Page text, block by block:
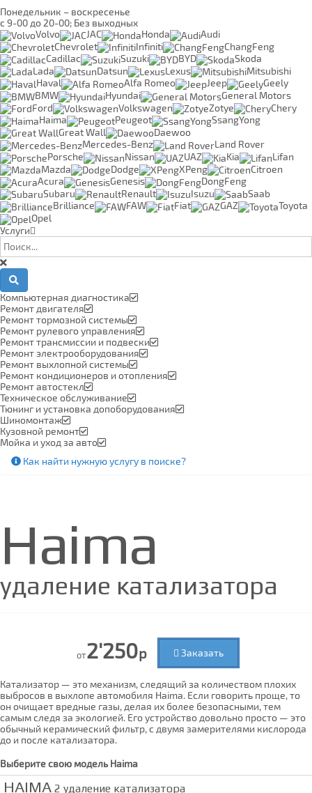
Понедельник – воскресенье
с 9-00 до 20-00; Без выходных
Volvo
JAC Honda
Audi
Chevrolet
Infiniti
ChangFeng
Cadillac
Suzuki BYD
Skoda
Lada
Datsun Lexus
Mitsubishi
Haval
Alfa Romeo Jeep
Geely
BMW
Hyundai
General Motors
Ford
Volkswagen Zotye
Chery
Haima
Peugeot
SsangYong
Great Wall
Daewoo
Mercedes-Benz
Land Rover
Porsche
Nissan UAZ Kia
Lifan
Mazda
Dodge XPeng
Citroen
Acura
Genesis
DongFeng
Subaru
Renault Isuzu
Saab
Brilliance
FAW Fiat GAZ
Toyota
Opel
Услуги
Компьютерная диагностика
Ремонт двигателя
Ремонт тормозной системы
Ремонт рулевого управления
Ремонт трансмиссии и подвески
Ремонт электрооборудования
Ремонт выхлопной системы
Ремонт кондиционеров и отопления
Ремонт автостекл
Техническое обслуживание
Тюнинг и установка допоборудования
Шиномонтаж
Кузовной ремонт
Мойка и уход за авто
Как найти нужную услугу в поиске?
Haima
удаление катализатора
от2'250р Заказать
Катализатор — это механизм, следящий за количеством плохих
выбросов в выхлопе автомобиля Haima. Если говорить проще, то
он очищает вредные газы, делая их более безопасными, тем
самым следя за экологией. Его устройство довольно просто — это
обычный керамический фильтр, с двумя замерителями кислорода
до и после катализатора.
Выберите свою модельHaima
HAIMA 2 удаление катализатора